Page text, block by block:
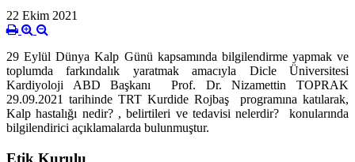
22 Ekim 2021
29 Eylül Dünya Kalp Günü kapsamında bilgilendirme yapmak ve
toplumda farkındalık yaratmak amacıyla Dicle Üniversitesi
Kardiyoloji ABD Başkanı Prof. Dr. Nizamettin TOPRAK
29.09.2021 tarihinde TRT Kurdide Rojbaş programına katılarak,
Kalp hastalığı nedir? , belirtileri ve tedavisi nelerdir? konularında
bilgilendirici açıklamalarda bulunmuştur.
Etik Kurulu